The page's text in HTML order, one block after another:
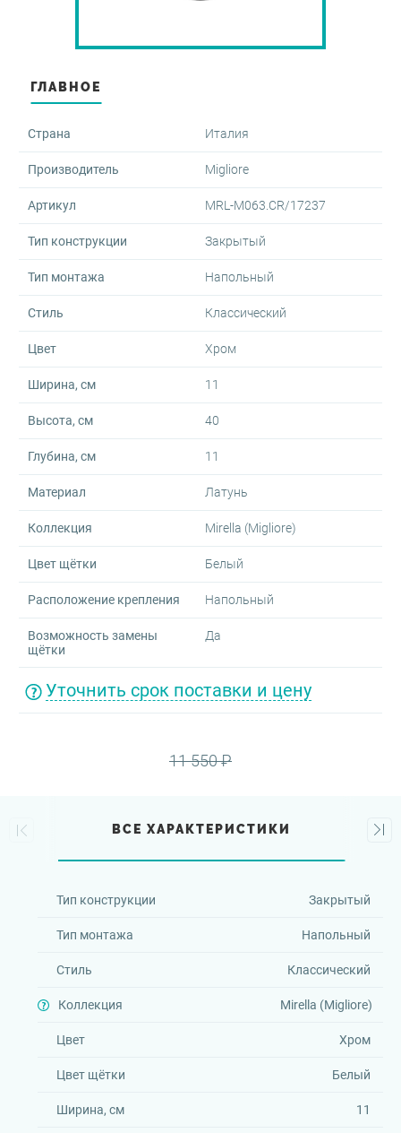
части для аксессуаров
для косметических
клавиши
инсталляции для
для перелива
инсталляции для
души
врезные
для биде
ГЛАВНОЕ
Страна Италия
Производитель Migliore
Артикул MRL-M063.CR/17237
Тип конструкции Закрытый
Тип монтажа Напольный
Стиль Классический
Цвет Хром
Ширина, см 11
Высота, см 40
Глубина, см 11
Материал Латунь
Коллекция Mirella (Migliore)
Цвет щётки Белый
Расположение крепления Напольный
Возможность замены
щётки
Да
Уточнить срок поставки и цену
11 550 ₽
ВСЕ ХАРАКТЕРИСТИКИ
Тип конструкции Закрытый
Тип монтажа Напольный
Стиль Классический
Коллекция Mirella (Migliore)
Цвет Хром
Цвет щётки Белый
Ширина, см 11